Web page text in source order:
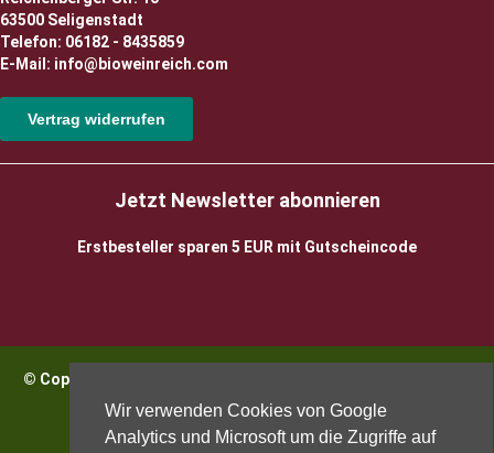
Wir verwenden Cookies von Google
Analytics und Microsoft um die Zugriffe auf
63500 Seligenstadt
Telefon: 06182 - 8435859
E-Mail: info@bioweinreich.com
Vertrag widerrufen
Jetzt Newsletter abonnieren
Erstbesteller sparen 5 EUR mit Gutscheincode
© Copyright 2026 BioWeinReich. Alle Rechte vorbehalten |
Impressum